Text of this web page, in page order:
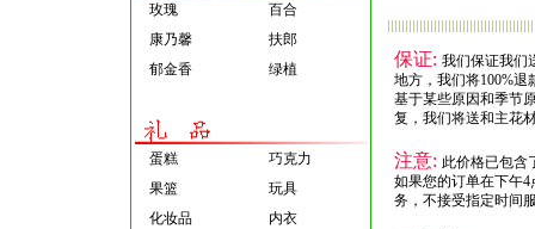
玫瑰
百合
康乃馨
扶郎
郁金香
绿植
蛋糕
巧克力
果篮
玩具
化妆品
内衣
保证: 我们保证我们
地方，我们将100%退
基于某些原因和季节
复，我们将送和主花
注意: 此价格已包含
如果您的订单在下午
务，不接受指定时间